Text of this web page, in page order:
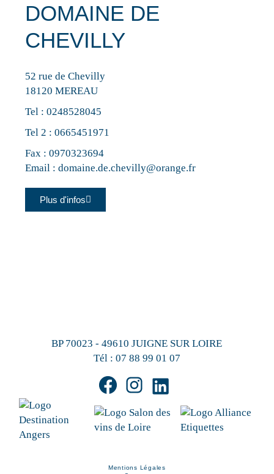
DOMAINE DE
CHEVILLY
52 rue de Chevilly
18120 MEREAU
Tel :0248528045
Tel 2 :0665451971
Fax : 0970323694
Email :domaine.de.chevilly@orange.fr
Plus d'infos
BP 70023 - 49610 JUIGNE SUR LOIRE
Tél : 07 88 99 01 07
Mentions Légales